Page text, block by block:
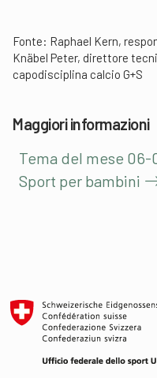
Fonte: Raphael Kern,
Knäbel Peter, direttore
capodisciplina calcio G+S
Maggiori informazioni
Tema del mese 06-
Sport per bambini